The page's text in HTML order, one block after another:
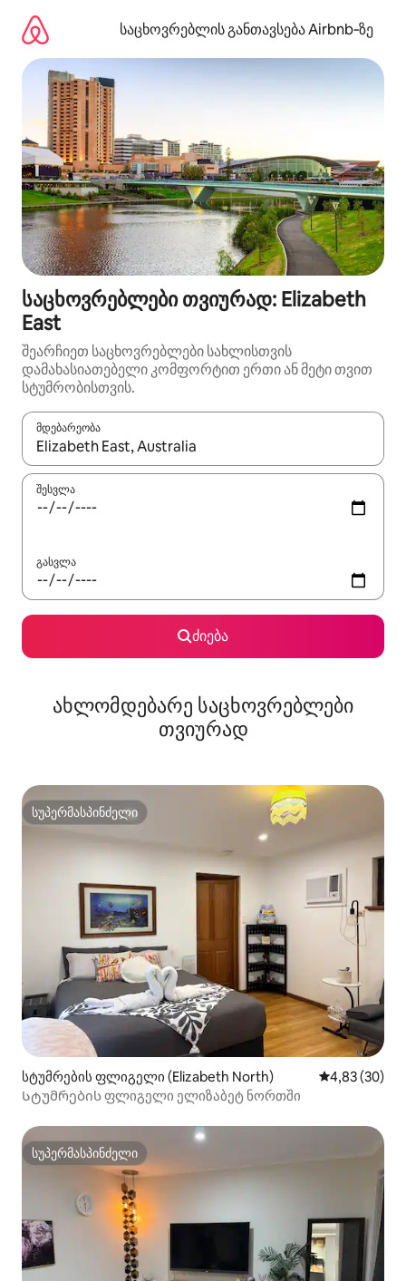
გადასვლა
საცხოვრებლის განთავსება Airbnb‑ზე
საცხოვრებლები თვიურად: Elizabeth
East
შეარჩიეთ საცხოვრებლები სახლისთვის
დამახასიათებელი კომფორტით ერთი ან მეტი თვით
სტუმრობისთვის.
მდებარეობა
როცა შედეგები ხელმისაწვდომი გახდება, ნავიგაციისთვის
შესვლა
გასვლა
ძიება
ახლომდებარე საცხოვრებლები
თვიურად
სუპერმასპინძელი
სუპერმასპინძელი
სტუმრების ფლიგელი (Elizabeth North) საშუალო
4,83 (30)
Სტუმრების ფლიგელი ელიზაბეტ ნორთში
სუპერმასპინძელი
სუპერმასპინძელი